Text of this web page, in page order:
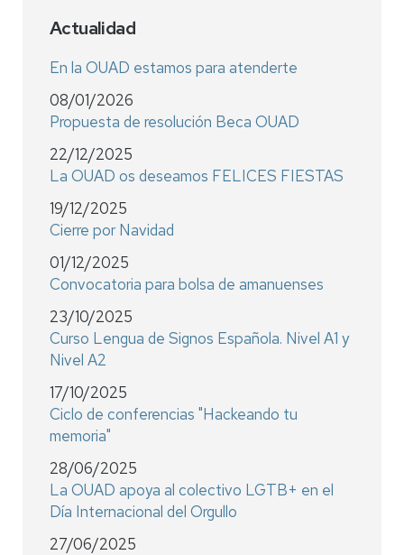
Actualidad
En la OUAD estamos para atenderte
08/01/2026
Propuesta de resolución Beca OUAD
22/12/2025
La OUAD os deseamos FELICES FIESTAS
19/12/2025
Cierre por Navidad
01/12/2025
Convocatoria para bolsa de amanuenses
23/10/2025
Curso Lengua de Signos Española. Nivel A1 y
Nivel A2
17/10/2025
Ciclo de conferencias "Hackeando tu
memoria"
28/06/2025
La OUAD apoya al colectivo LGTB+ en el
Día Internacional del Orgullo
27/06/2025